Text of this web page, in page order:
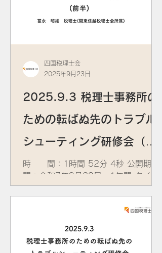
2025.9.3 税理士事務所の
ための転ばぬ先のトラブル
シューティング研修会（前
半）
時 間：1時間 52分 4秒 公開期
間：令和7年9月23日～1年間 タイト
ル： 税理士事務所のための転ばぬ先の
師： ​冨永 昭雄 税理士(関東信越税
理士会所属) 資 料：
四国税理士会
2025年9月23日